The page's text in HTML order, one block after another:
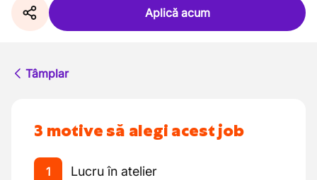
Aplică acum
Tâmplar
3 motive să alegi acest job
1 Lucru în atelier